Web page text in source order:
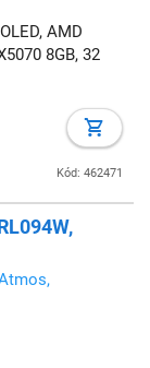
AMD
8GB, 32
Kód: 462471